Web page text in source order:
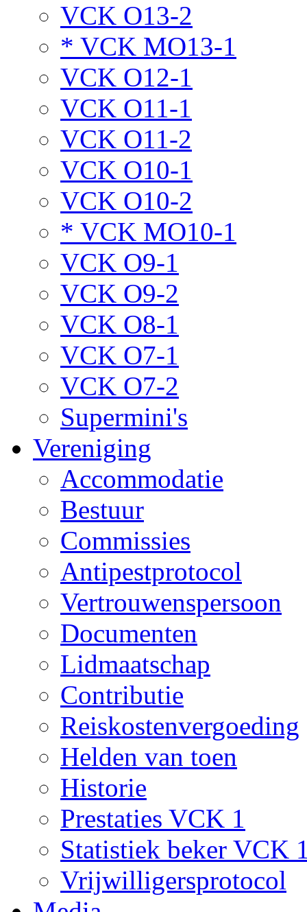
VCK O13-2
* VCK MO13-1
VCK O12-1
VCK O11-1
VCK O11-2
VCK O10-1
VCK O10-2
* VCK MO10-1
VCK O9-1
VCK O9-2
VCK O8-1
VCK O7-1
VCK O7-2
Supermini's
Vereniging
Accommodatie
Bestuur
Commissies
Antipestprotocol
Vertrouwenspersoon
Documenten
Lidmaatschap
Contributie
Reiskostenvergoeding
Helden van toen
Historie
Prestaties VCK 1
Statistiek beker VCK
Vrijwilligersprotocol